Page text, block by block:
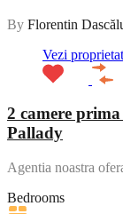
By Florentin
Vezi
2 camere
Pallady
Agentia noastra
Bedrooms